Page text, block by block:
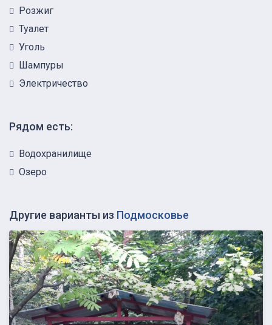
Розжиг
Туалет
Уголь
Шампуры
Электричество
Рядом есть:
Водохранилище
Озеро
Другие варианты из Подмосковье